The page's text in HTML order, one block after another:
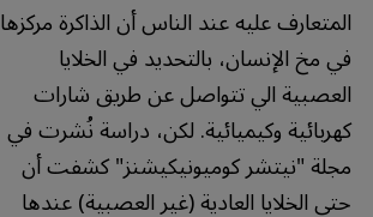
المتعارف عليه عند الناس أن الذاكرة مركزها
في مخ الإنسان، بالتحديد في الخلايا
العصبية الي تتواصل عن طريق شارات
كهربائية وكيميائية. لكن، دراسة نُشرت في
مجلة "نيتشر كوميونيكيشنز" كشفت أن
حتى الخلايا العادية (غير العصبية) عندها